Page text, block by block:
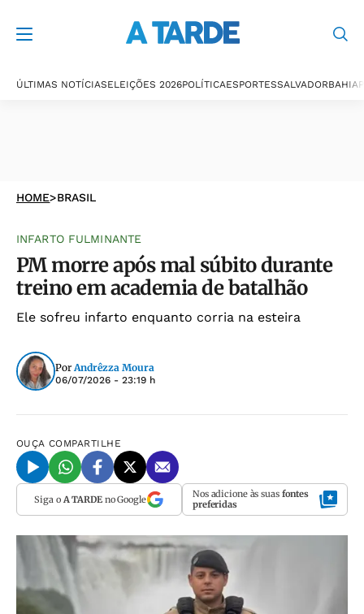
ÚLTIMAS NOTÍCIASELEIÇÕES 2026POLÍTICAESPORTESSALVADORBAHIA
HOME>BRASIL
INFARTO FULMINANTE
PM morre após mal súbito durante
treino em academia de batalhão
Ele sofreu infarto enquanto corria na esteira
Por Andrêzza Moura
06/07/2026 - 23:19 h
OUÇA COMPARTILHE
Siga o A TARDEno Google Nos adicione às suas fontes
preferidas